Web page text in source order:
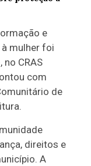
e
mulher foi
CRAS
com
de
direitos e
A